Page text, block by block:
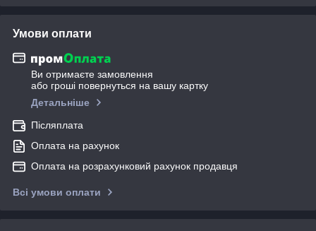
Умови оплати
Ви отримаєте замовлення
або гроші повернуться на вашу картку
Детальніше
Післяплата
Оплата на рахунок
Оплата на розрахунковий рахунок продавця
Всі умови оплати